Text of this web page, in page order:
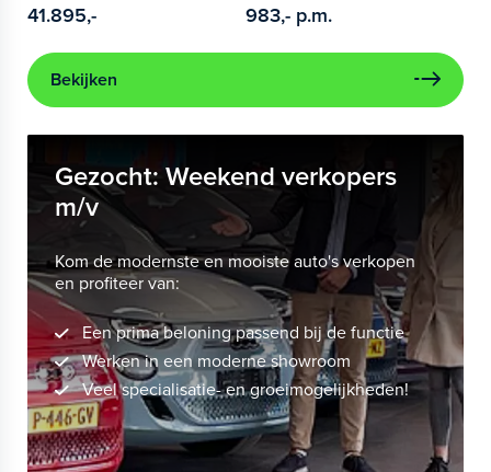
41.895,- 983,- p.m.
Bekijken
Gezocht: Weekend verkopers
m/v
Kom de modernste en mooiste auto's verkopen
en profiteer van:
Een prima beloning passend bij de functie
Werken in een moderne showroom
Veel specialisatie- en groeimogelijkheden!